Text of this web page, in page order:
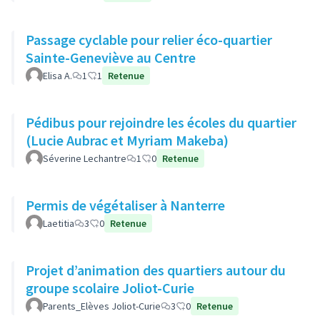
Passage cyclable pour relier éco-quartier
Sainte-Geneviève au Centre
Elisa A. 1 1 Retenue
Pédibus pour rejoindre les écoles du quartier
(Lucie Aubrac et Myriam Makeba)
Séverine Lechantre 1 0 Retenue
Permis de végétaliser à Nanterre
Laetitia 3 0 Retenue
Projet d’animation des quartiers autour du
groupe scolaire Joliot-Curie
Parents_Elèves Joliot-Curie 3 0 Retenue